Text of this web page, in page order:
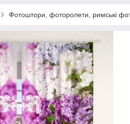
Фотоштори, фоторолети, римські